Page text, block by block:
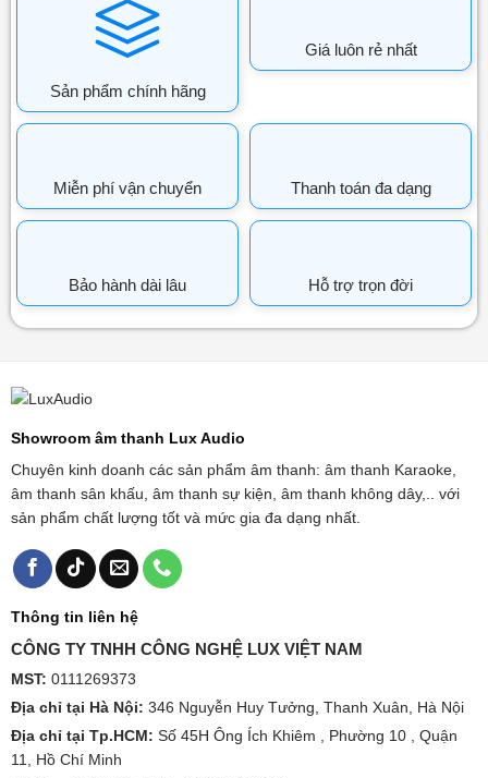
Sản phẩm chính hãng
Giá luôn rẻ nhất
Miễn phí vận chuyển Thanh toán đa dạng
Bảo hành dài lâu Hỗ trợ trọn đời
Showroom âm thanh Lux Audio
Chuyên kinh doanh các sản phẩm âm thanh: âm thanh Karaoke,
âm thanh sân khấu, âm thanh sự kiện, âm thanh không dây,.. với
sản phẩm chất lượng tốt và mức gia đa dạng nhất.
Thông tin liên hệ
CÔNG TY TNHH CÔNG NGHỆ LUX VIỆT NAM
MST: 0111269373
Địa chỉ tại Hà Nội: 346 Nguyễn Huy Tưởng, Thanh Xuân, Hà Nội
Địa chỉ tại Tp.HCM: Số 45H Ông Ích Khiêm , Phường 10 , Quận
11, Hồ Chí Minh